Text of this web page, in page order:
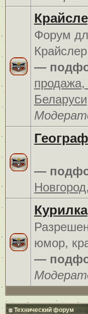
Форум
—
Беларуси
—
Новгород,
Курилка
юмор,
—
Технический форум